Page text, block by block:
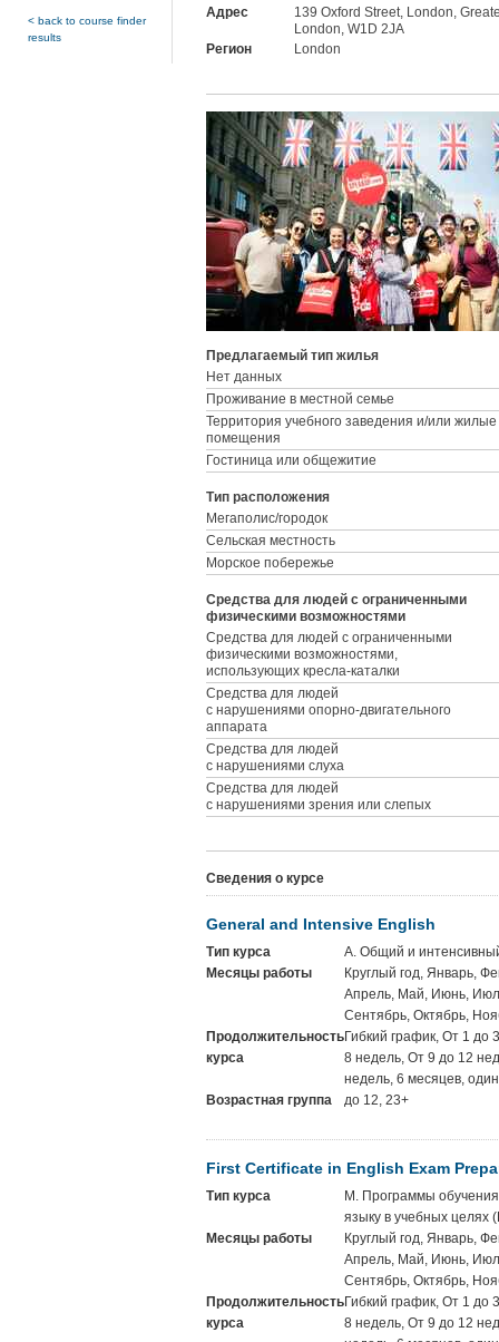
< back to course finder
results
Адрес
139 Oxford Street, London,
London, W1D 2JA
Регион
London
Предлагаемый тип жилья
Нет данных
Проживание в местной семье
Территория учебного заведения и/или жилые
помещения
Гостиница или общежитие
Тип расположения
Мегаполис/городок
Сельская местность
Морское побережье
Средства для людей с ограниченными
физическими возможностями
Средства для людей с ограниченными
физическими возможностями,
использующих кресла-каталки
Средства для людей
с нарушениями опорно-двигательного
аппарата
Средства для людей
с нарушениями слуха
Средства для людей
с нарушениями зрения или слепых
Сведения о курсе
General and Intensive English
Тип курса
A. Общий и
Месяцы работы
Круглый год, Январь,
Апрель, Май, Июнь,
Сентябрь, Октябрь,
Продолжительность
курса
Гибкий график, От 1 до
8 недель, От 9 до 12
недель, 6 месяцев,
Возрастная группа
до 12, 23+
First Certificate in English Exam
Тип курса
M. Программы
языку в учебных целях
Месяцы работы
Круглый год, Январь,
Апрель, Май, Июнь,
Сентябрь, Октябрь,
Продолжительность
курса
Гибкий график, От 1 до
8 недель, От 9 до 12